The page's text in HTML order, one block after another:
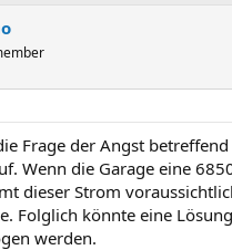
Frage der Angst
Wenn die Garage eine
dieser Strom
Folglich könnte eine
werden.